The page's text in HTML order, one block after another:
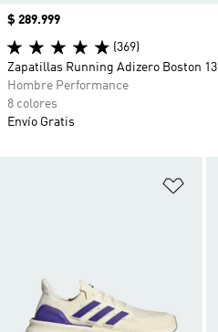
Precio
$ 289.999
(369)
Zapatillas Running Adizero Boston 13
Hombre Performance
8 colores
Envío Gratis